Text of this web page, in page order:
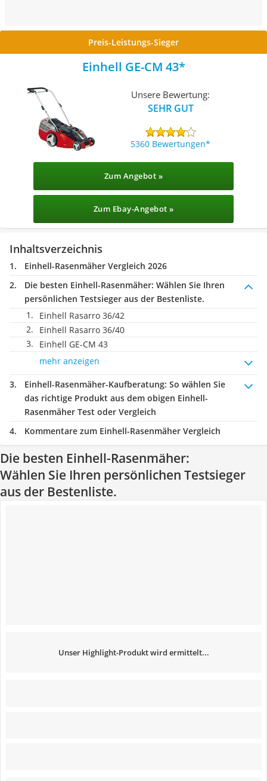
Preis-Leistungs-Sieger
Einhell GE-CM 43
Unsere Bewertung:
SEHR GUT
5360 Bewertungen
Zum Angebot »
Zum Ebay-Angebot »
Inhaltsverzeichnis
Einhell-Rasenmäher Vergleich 2026
Die besten Einhell-Rasenmäher: Wählen Sie Ihren
persönlichen Testsieger aus der Bestenliste.
Einhell Rasarro 36/42
Einhell Rasarro 36/40
Einhell GE-CM 43
mehr anzeigen
Einhell-Rasenmäher-Kaufberatung: So wählen Sie
das richtige Produkt aus dem obigen Einhell-
Rasenmäher Test oder Vergleich
Kommentare zum Einhell-Rasenmäher Vergleich
Die besten Einhell-Rasenmäher:
Wählen Sie Ihren persönlichen Testsieger
aus der Bestenliste.
Unser Highlight-Produkt wird ermittelt...